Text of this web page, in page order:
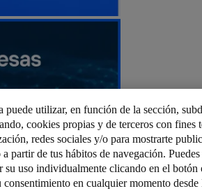
La fábrica del futuro
Cumplimiento del Esquema Nacional de
Alemania: datos móviles para mejorar
puede utilizar, en función de la sección,
cookies propias y de terceros con fines
redes sociales y/o para mostrarte
partir de tus hábitos de navegación.
su uso individualmente clicando en el
consentimiento en cualquier momento